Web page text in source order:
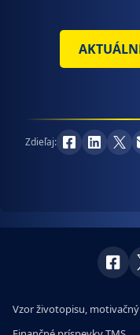
Zdieľaj:
Vzor životopisu,